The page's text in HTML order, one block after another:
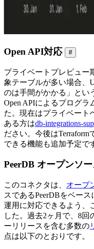
Open API対応 #
プライベートプレビュー
象テーブルが多い場合、
のは手間がかかる」とい
Open APIによるプログ
た。現在はプライベート
ある方はdb-integrations-
ださい。今後はTerraform
できる機能も追加予定で
PeerDB オープンソ
このコネクタは、 オープ
スであるPeerDBをベー
運用に対応できるよう、
した。過去2ヶ月で、8回
ーリリースを含む多数の
点は以下のとおりです。